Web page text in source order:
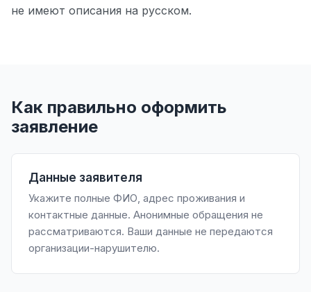
не имеют описания на русском.
Как правильно оформить
заявление
Данные заявителя
Укажите полные ФИО, адрес проживания и
контактные данные. Анонимные обращения не
рассматриваются. Ваши данные не передаются
организации-нарушителю.